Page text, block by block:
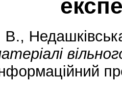
В.,